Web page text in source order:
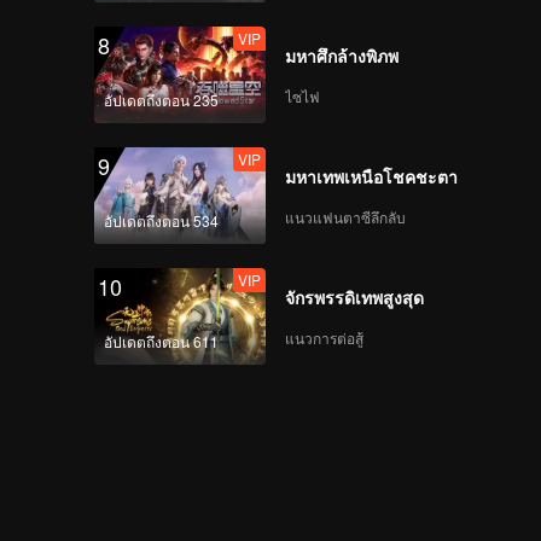
8
อัปเดตถึงตอน 235
VIP
มหาศึกล้างพิภพ
ไซไฟ
9
อัปเดตถึงตอน 534
VIP
มหาเทพเหนือโชคชะตา
แนวแฟนตาซีลึกลับ
10
อัปเดตถึงตอน 611
VIP
จักรพรรดิเทพสูงสุด
แนวการต่อสู้